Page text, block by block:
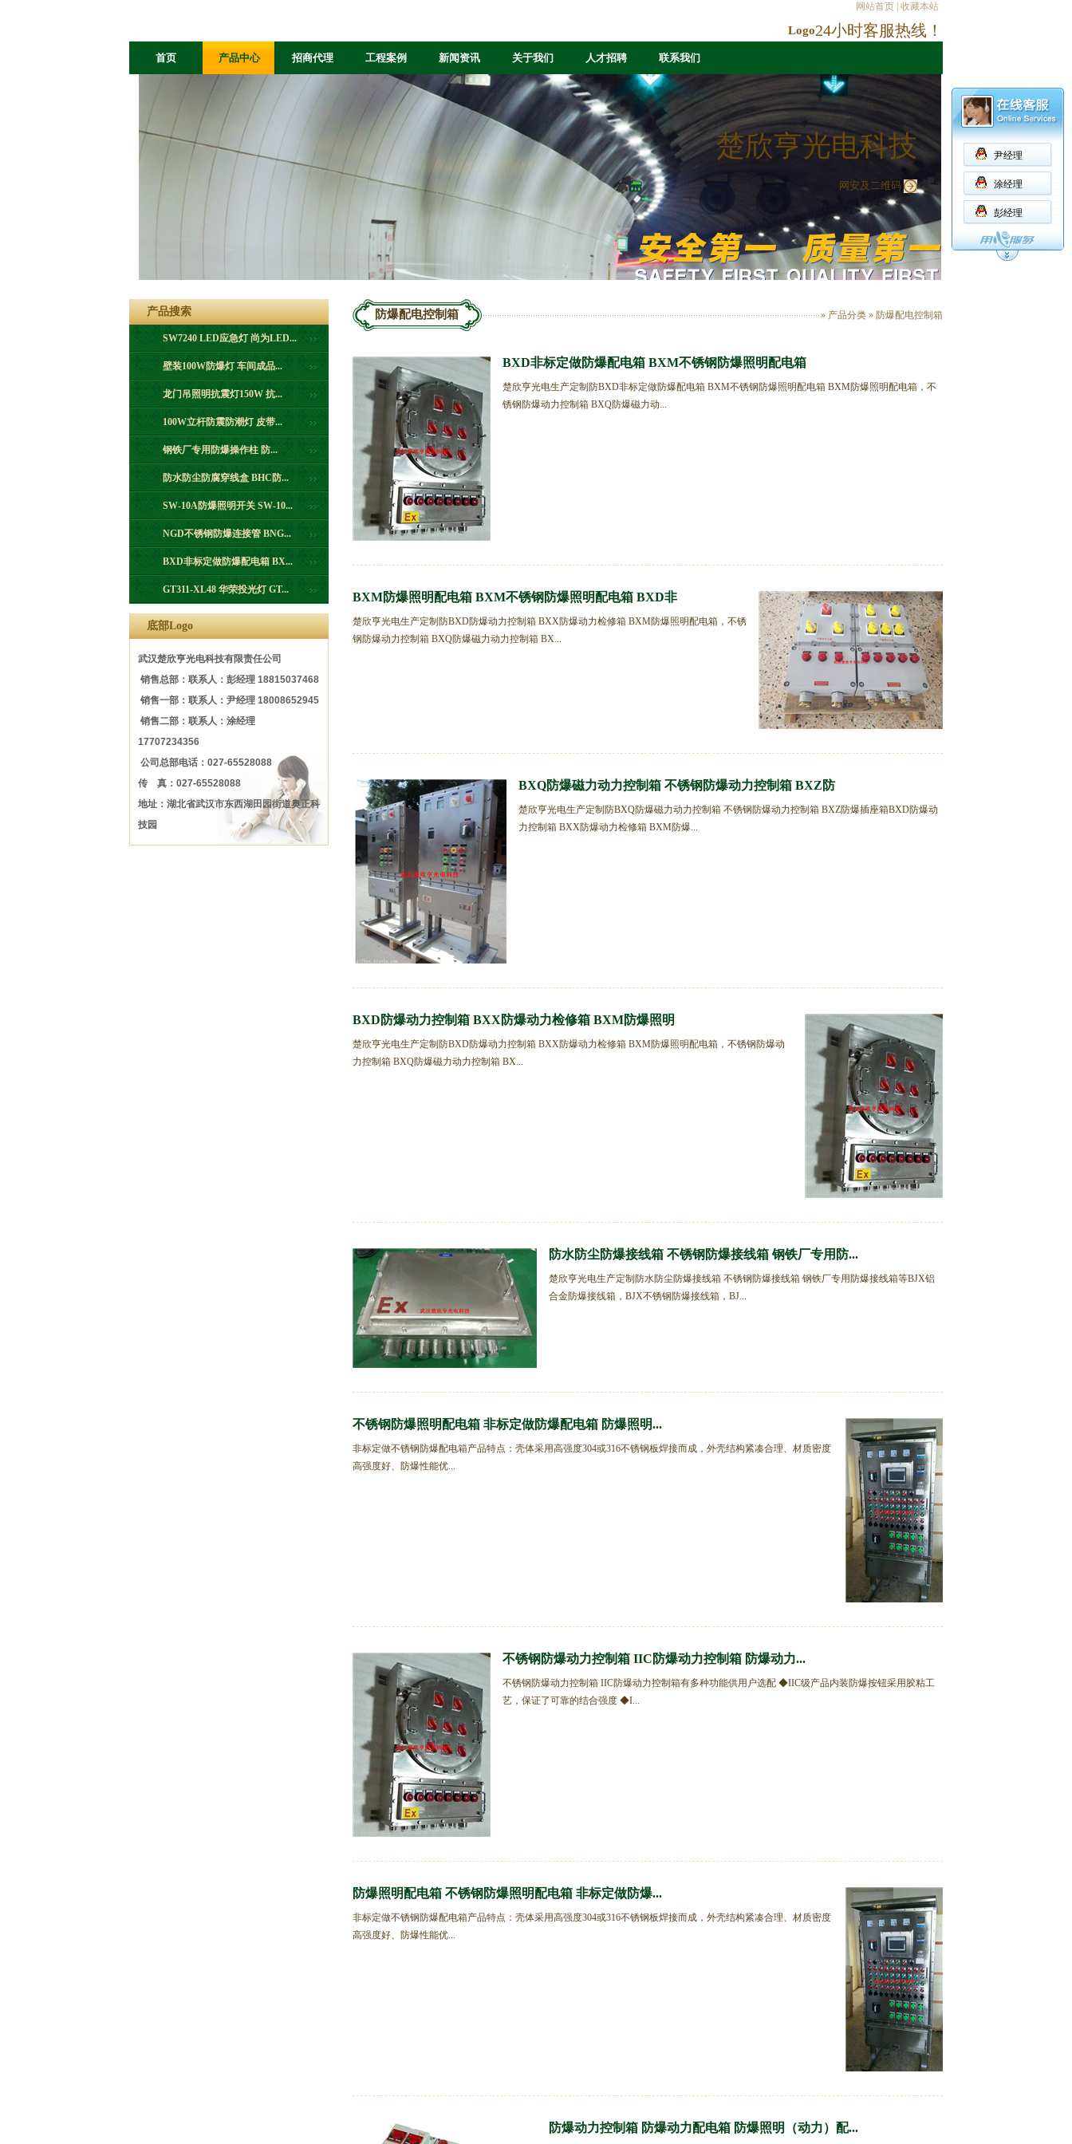
尹经理
涂经理
彭经理
网站首页 收藏本站
Logo24小时客服热线！
首页 产品中心 招商代理 工程案例 新闻资讯 关于我们 人才招聘 联系我们
楚欣亨光电科技
网安及二维码
产品搜索
SW7240 LED应急灯 尚为LED...
壁装100W防爆灯 车间成品...
龙门吊照明抗震灯150W 抗...
100W立杆防震防潮灯 皮带...
钢铁厂专用防爆操作柱 防...
防水防尘防腐穿线盒 BHC防...
SW-10A防爆照明开关 SW-10...
NGD不锈钢防爆连接管 BNG...
BXD非标定做防爆配电箱 BX...
GT311-XL48 华荣投光灯 GT...
底部Logo
武汉楚欣亨光电科技有限责任公司
销售总部：联系人：彭经理 18815037468
销售一部：联系人：尹经理 18008652945
销售二部：联系人：涂经理
17707234356
公司总部电话：027-65528088
传 真：027-65528088
地址：湖北省武汉市东西湖田园街道奥正科
技园
» 产品分类 » 防爆配电控制箱
防爆配电控制箱
BXD非标定做防爆配电箱 BXM不锈钢防爆照明配电箱
楚欣亨光电生产定制防BXD非标定做防爆配电箱 BXM不锈钢防爆照明配电箱 BXM防爆照明配电箱，不
锈钢防爆动力控制箱 BXQ防爆磁力动...
BXM防爆照明配电箱 BXM不锈钢防爆照明配电箱 BXD非
楚欣亨光电生产定制防BXD防爆动力控制箱 BXX防爆动力检修箱 BXM防爆照明配电箱，不锈
钢防爆动力控制箱 BXQ防爆磁力动力控制箱 BX...
BXQ防爆磁力动力控制箱 不锈钢防爆动力控制箱 BXZ防
楚欣亨光电生产定制防BXQ防爆磁力动力控制箱 不锈钢防爆动力控制箱 BXZ防爆插座箱BXD防爆动
力控制箱 BXX防爆动力检修箱 BXM防爆...
BXD防爆动力控制箱 BXX防爆动力检修箱 BXM防爆照明
楚欣亨光电生产定制防BXD防爆动力控制箱 BXX防爆动力检修箱 BXM防爆照明配电箱，不锈钢防爆动
力控制箱 BXQ防爆磁力动力控制箱 BX...
防水防尘防爆接线箱 不锈钢防爆接线箱 钢铁厂专用防...
楚欣亨光电生产定制防水防尘防爆接线箱 不锈钢防爆接线箱 钢铁厂专用防爆接线箱等BJX铝
合金防爆接线箱，BJX不锈钢防爆接线箱，BJ...
不锈钢防爆照明配电箱 非标定做防爆配电箱 防爆照明...
非标定做不锈钢防爆配电箱产品特点：壳体采用高强度304或316不锈钢板焊接而成，外壳结构紧凑合理、材质密度
高强度好、防爆性能优...
不锈钢防爆动力控制箱 IIC防爆动力控制箱 防爆动力...
不锈钢防爆动力控制箱 IIC防爆动力控制箱有多种功能供用户选配 ◆IIC级产品内装防爆按钮采用胶粘工
艺，保证了可靠的结合强度 ◆I...
防爆照明配电箱 不锈钢防爆照明配电箱 非标定做防爆...
非标定做不锈钢防爆配电箱产品特点：壳体采用高强度304或316不锈钢板焊接而成，外壳结构紧凑合理、材质密度
高强度好、防爆性能优...
防爆动力控制箱 防爆动力配电箱 防爆照明（动力）配...